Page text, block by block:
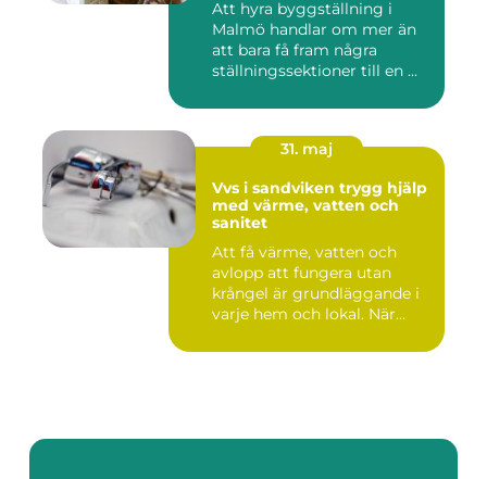
Att hyra byggställning i
Malmö handlar om mer än
att bara få fram några
ställningssektioner till en ...
31. maj
Vvs i sandviken trygg hjälp
med värme, vatten och
sanitet
Att få värme, vatten och
avlopp att fungera utan
krångel är grundläggande i
varje hem och lokal. När...